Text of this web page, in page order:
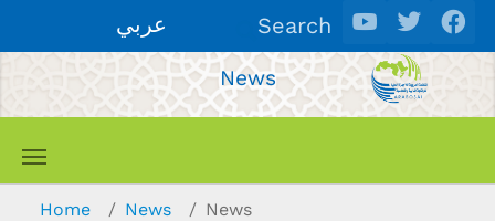
عربي Search
News
Home News News